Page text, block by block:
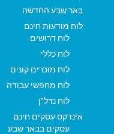
באר שבע החדשה
לוח מודעות חינם
לוח דרושים
לוח כללי
לוח מוכרים קונים
לוח מחפשי עבודה
לוח נדל"ן
אינדקס עסקים חינם
עסקים בבאר שבע